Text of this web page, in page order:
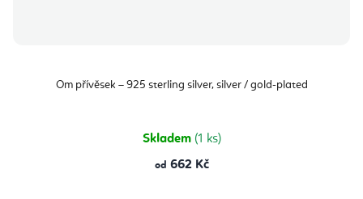
Om přívěsek – 925 sterling silver, silver / gold-plated
Skladem (1 ks)
od 662 Kč